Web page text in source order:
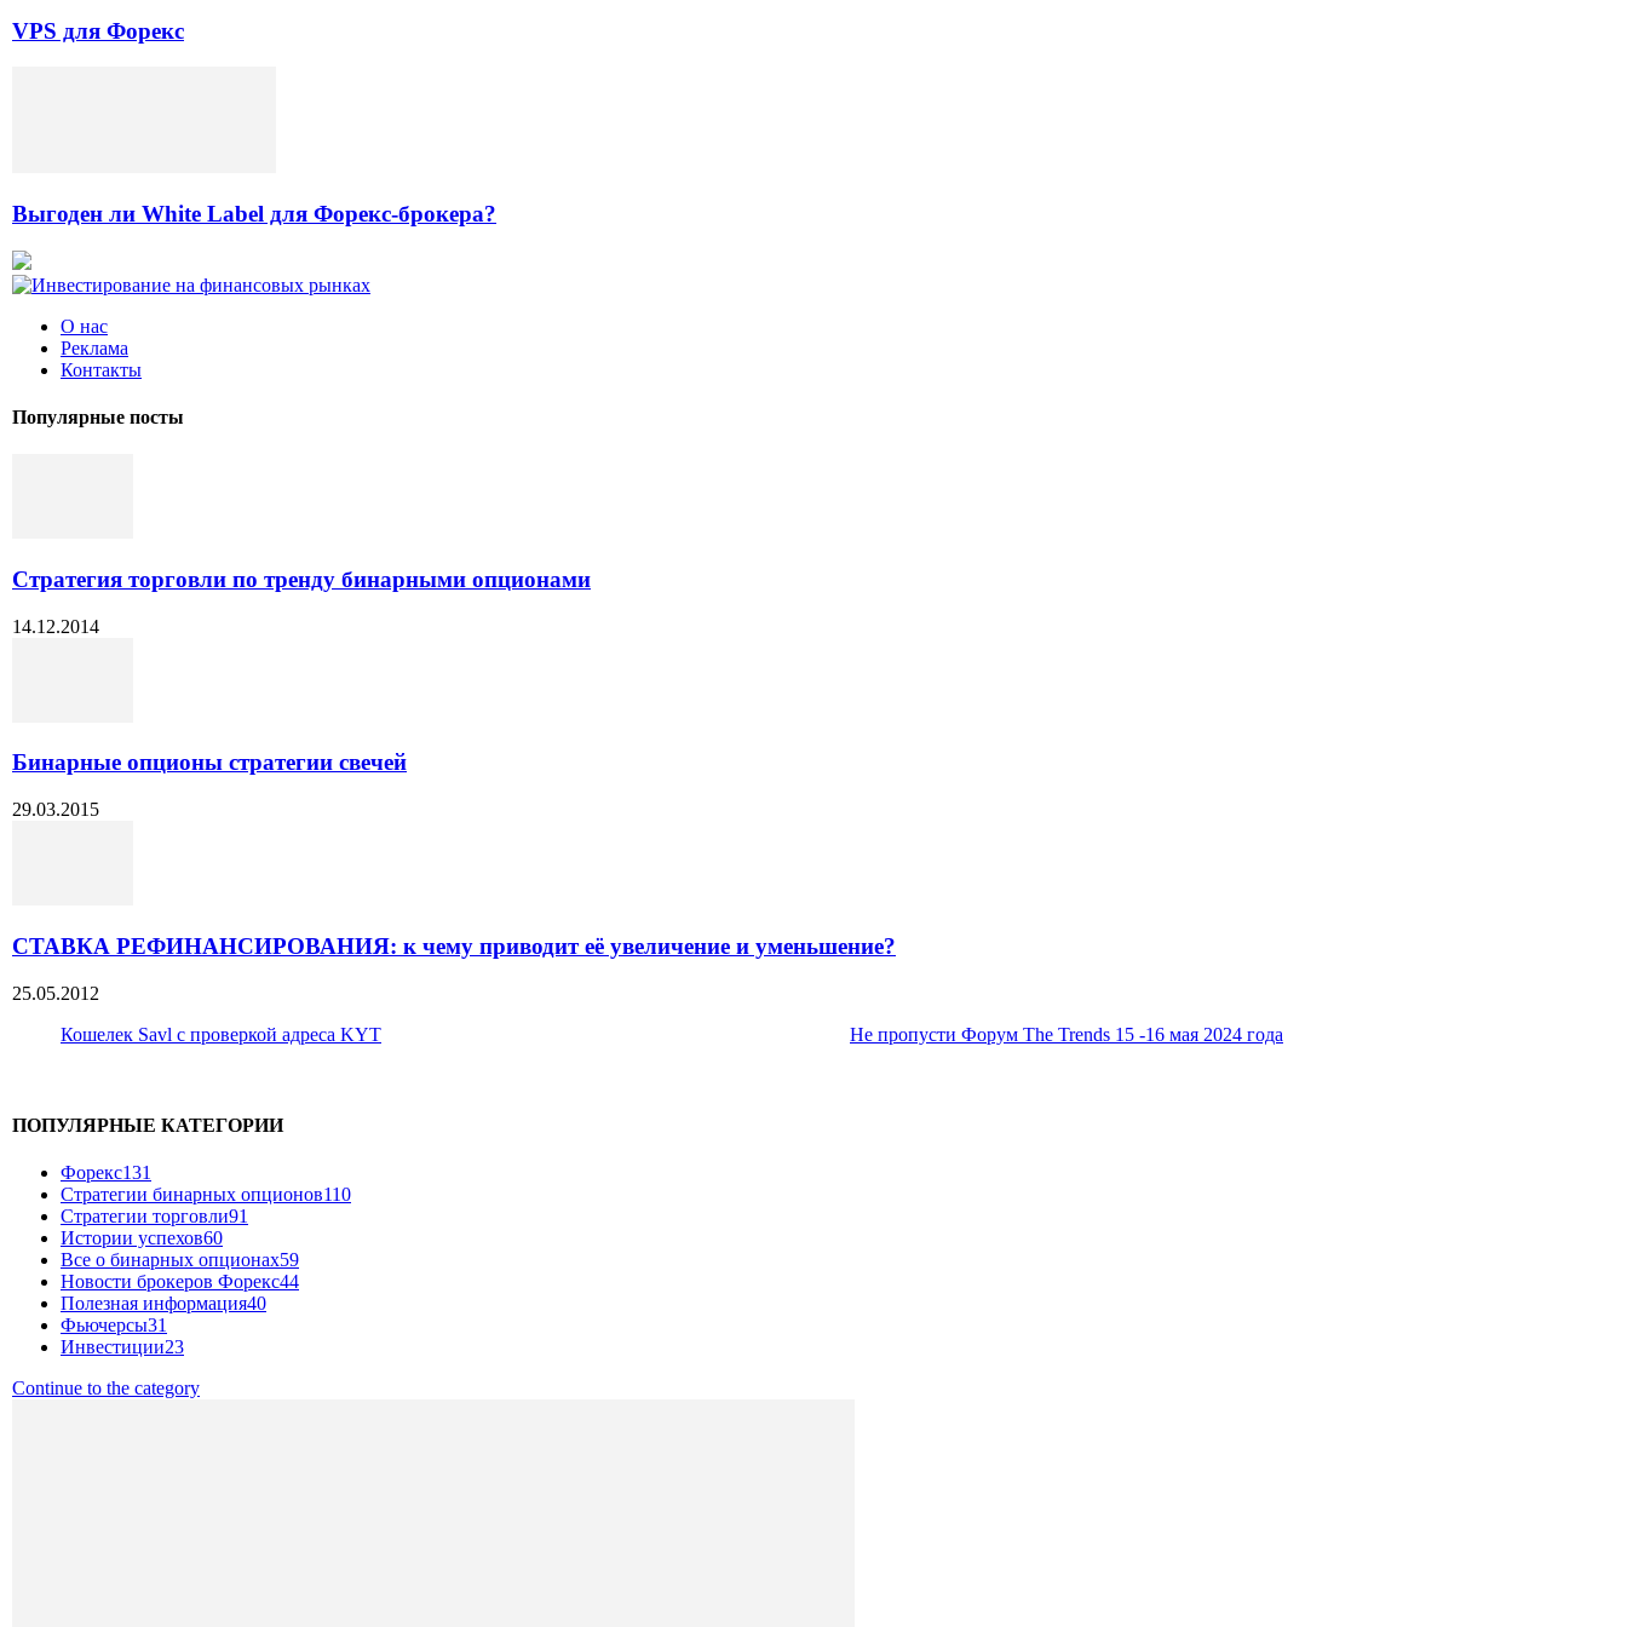
VPS для Форекс
Выгоден ли White Label для Форекс-брокера?
О нас
Реклама
Контакты
Популярные посты
Стратегия торговли по тренду бинарными опционами
14.12.2014
Бинарные опционы стратегии свечей
29.03.2015
СТАВКА РЕФИНАНСИРОВАНИЯ: к чему приводит её увеличение и уменьшение?
25.05.2012
Кошелек Savl с проверкой адреса KYT
Не пропусти Форум The Trends 15 -16 мая 2024 года
ПОПУЛЯРНЫЕ КАТЕГОРИИ
Форекс131
Стратегии бинарных опционов110
Стратегии торговли91
Истории успехов60
Все о бинарных опционах59
Новости брокеров Форекс44
Полезная информация40
Фьючерсы31
Инвестиции23
Continue to the category